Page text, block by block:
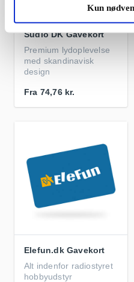
Kun
Sudio DK Gavekort
Premium lydoplevelse
med skandinavisk
design
Fra 74,76 kr.
Elefun.dk Gavekort
Alt indenfor radiostyret
hobbyudstyr